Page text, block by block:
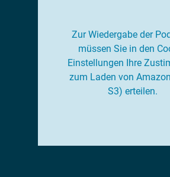
Zur Wiedergabe der
müssen Sie in den
Einstellungen Ihre
zum Laden von
S3) erteilen.